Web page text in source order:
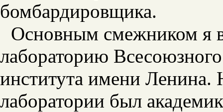
бомбардировщика.
Основным смежником я
лабораторию Всесоюзного
института имени Ленина.
лаборатории был